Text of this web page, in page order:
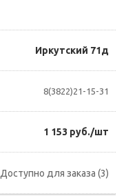
Иркутский 71д
8(3822)21-15-31
1 153 руб./шт
Доступно для заказа (3)